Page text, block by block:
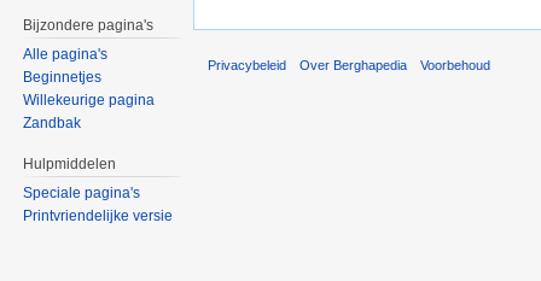
Bijzondere pagina's
Alle pagina's
Beginnetjes
Willekeurige pagina
Zandbak
Hulpmiddelen
Speciale pagina's
Printvriendelijke versie
Privacybeleid Over Berghapedia Voorbehoud